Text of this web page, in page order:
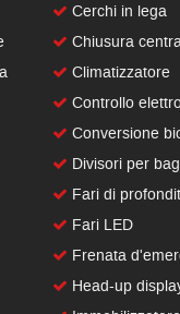
Cerchi in lega
Chiusura
Climatizzatore
Controllo
Conversione
Divisori per
Fari di
Fari LED
Frenata
Head-up